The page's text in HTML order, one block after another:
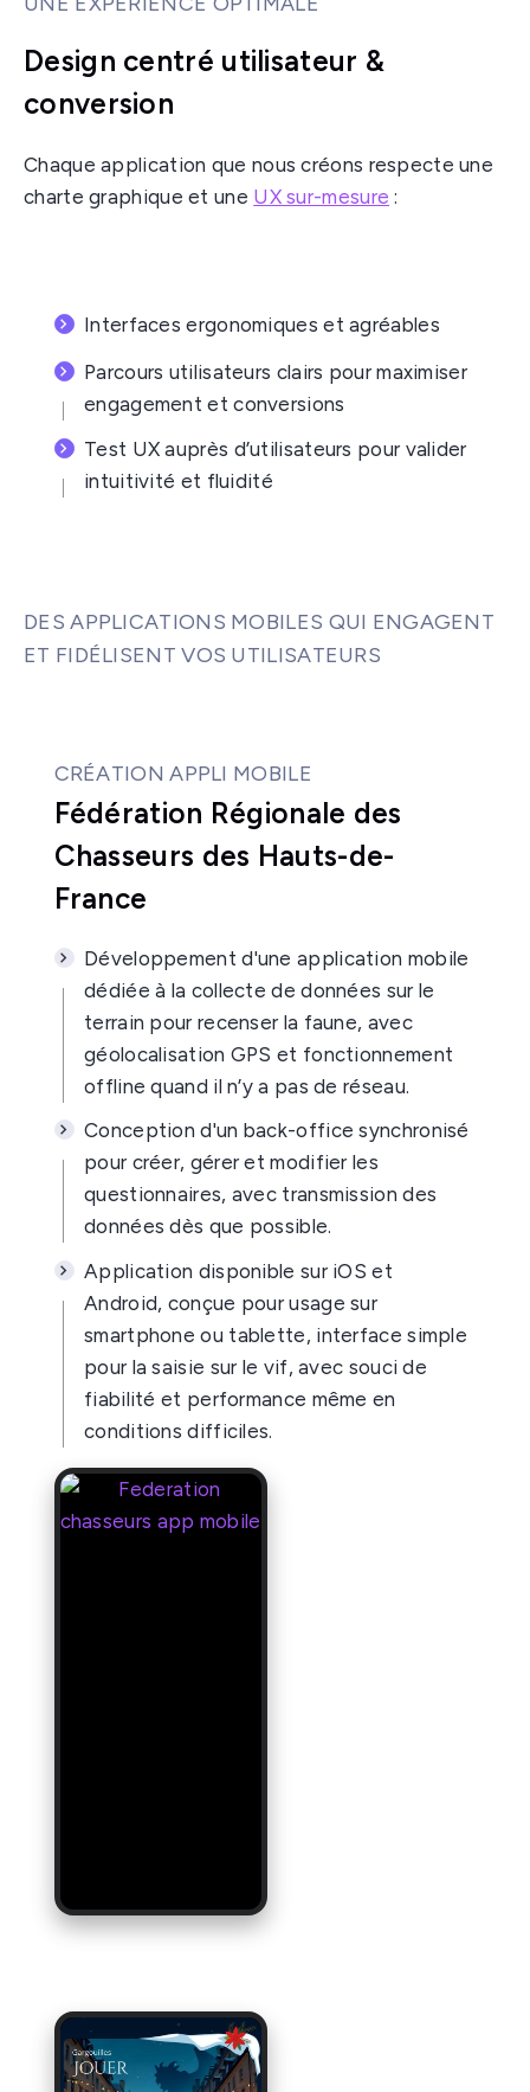
Design centré utilisateur &
conversion
Chaque application que nous créons respecte une
charte graphique et une UX sur-mesure :
Interfaces ergonomiques et agréables
Parcours utilisateurs clairs pour maximiser
engagement et conversions
Test UX auprès d’utilisateurs pour valider
intuitivité et fluidité
DES APPLICATIONS MOBILES QUI ENGAGENT
ET FIDÉLISENT VOS UTILISATEURS
CRÉATION APPLI MOBILE
Fédération Régionale des
Chasseurs des Hauts-de-
France
Développement d'une application mobile
dédiée à la collecte de données sur le
terrain pour recenser la faune, avec
géolocalisation GPS et fonctionnement
offline quand il n’y a pas de réseau.
Conception d'un back-office synchronisé
pour créer, gérer et modifier les
questionnaires, avec transmission des
données dès que possible.
Application disponible sur iOS et
Android, conçue pour usage sur
smartphone ou tablette, interface simple
pour la saisie sur le vif, avec souci de
fiabilité et performance même en
conditions difficiles.